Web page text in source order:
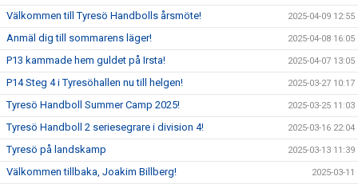
Välkommen till Tyresö Handbolls årsmöte! 2025-04-09 12:55
Anmäl dig till sommarens läger! 2025-04-08 16:05
P13 kammade hem guldet på Irsta! 2025-04-07 13:05
P14 Steg 4 i Tyresöhallen nu till helgen! 2025-03-27 10:17
Tyresö Handboll Summer Camp 2025! 2025-03-25 11:03
Tyresö Handboll 2 seriesegrare i division 4! 2025-03-16 22:04
Tyresö på landskamp 2025-03-13 11:39
Välkommen tillbaka, Joakim Billberg! 2025-03-11